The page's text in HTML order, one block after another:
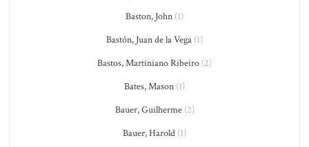
Baston, John (1)
Bastón, Juan de la Vega (1)
Bastos, Martiniano Ribeiro (2)
Bates, Mason (1)
Bauer, Guilherme(2)
Bauer, Harold (1)